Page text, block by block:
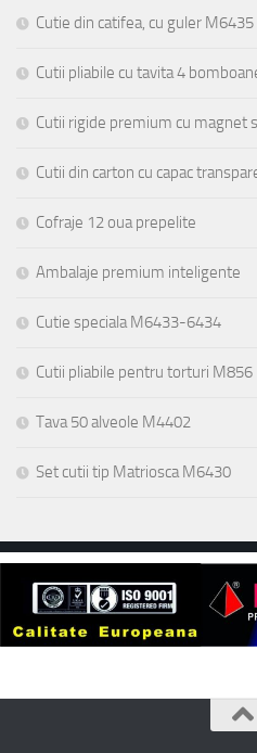
Cutie din catifea, cu guler M6435
Cutii pliabile cu tavita 4
Cutii rigide premium cu magnet
Cutii din carton cu capac
Cofraje 12 oua prepelite
Ambalaje premium inteligente
Cutie speciala M6433-6434
Cutii pliabile pentru torturi M856
Tava 50 alveole M4402
Set cutii tip Matriosca M6430